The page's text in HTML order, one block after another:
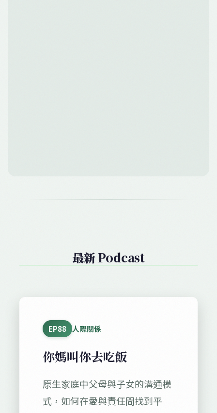
最新 Podcast
EP88 人際關係
你媽叫你去吃飯
原生家庭中父母與子女的溝通模
式，如何在愛與責任間找到平